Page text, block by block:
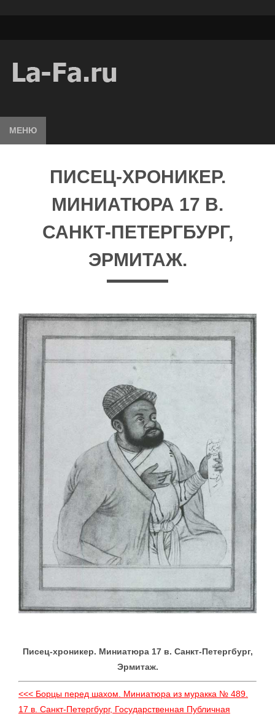
МЕНЮ
ПИСЕЦ-ХРОНИКЕР.
МИНИАТЮРА 17 В.
САНКТ-ПЕТЕРГБУРГ,
ЭРМИТАЖ.
Писец-хроникер. Миниатюра 17 в. Санкт-Петергбург,
Эрмитаж.
<<< Борцы перед шахом. Миниатюра из муракка № 489.
17 в. Санкт-Петергбург, Государственная Публичная